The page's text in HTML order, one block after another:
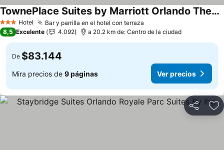
3 Estrellas
Hotel Bar y parrilla en el hotel con terraza
TownePlace Suites by Marriott Orlando Theme Parks/Lake Buena Vista
Ver precios
8,5 Excelente 4.092 a 20.2 km de: Centro de la ciudad
De $83.144
Mira precios de 9 páginas Ver precios
Compartir